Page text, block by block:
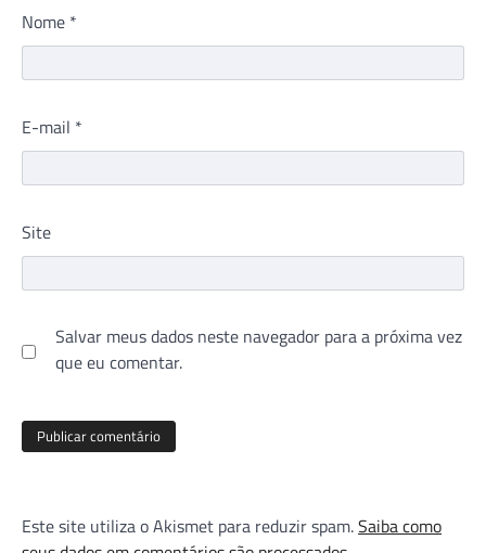
Nome *
E-mail *
Site
Salvar meus dados neste navegador para a próxima vez
que eu comentar.
Este site utiliza o Akismet para reduzir spam.Saiba como